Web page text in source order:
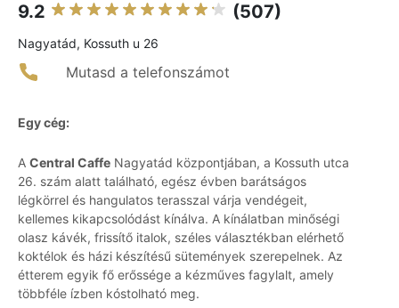
9.2 (507)
Nagyatád, Kossuth u 26
Mutasd a telefonszámot
Egy cég:
A Central Caffe Nagyatád központjában, a Kossuth utca
26. szám alatt található, egész évben barátságos
légkörrel és hangulatos terasszal várja vendégeit,
kellemes kikapcsolódást kínálva. A kínálatban minőségi
olasz kávék, frissítő italok, széles választékban elérhető
koktélok és házi készítésű sütemények szerepelnek. Az
étterem egyik fő erőssége a kézműves fagylalt, amely
többféle ízben kóstolható meg.